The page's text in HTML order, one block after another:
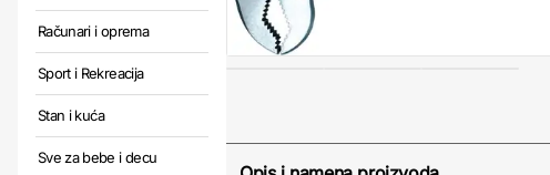
Računari i oprema
Sport i Rekreacija
Stan i kuća
Sve za bebe i decu